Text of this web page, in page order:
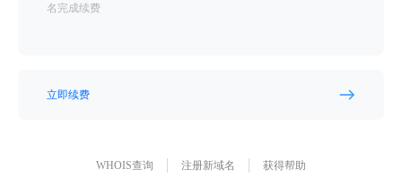
名完成续费
立即续费
WHOIS查询 注册新域名 获得帮助